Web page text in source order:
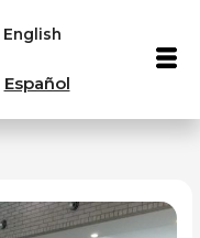
English
Español